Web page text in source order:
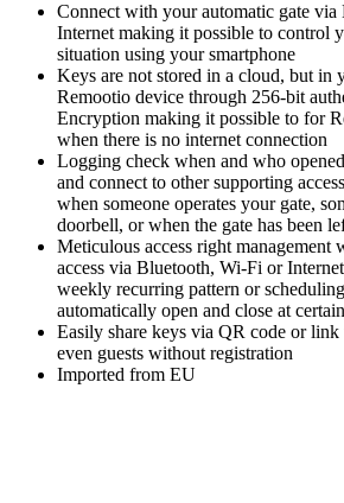
Connect with your automatic gate
Internet making it possible to control
situation using your smartphone
Keys are not stored in a cloud, but in
Remootio device through 256-bit
Encryption making it possible to for
when there is no internet connection
Logging check when and who
and connect to other supporting
when someone operates your gate,
doorbell, or when the gate has been
Meticulous access right management
access via Bluetooth, Wi-Fi or
weekly recurring pattern or
automatically open and close at
Easily share keys via QR code or
even guests without registration
Imported from EU